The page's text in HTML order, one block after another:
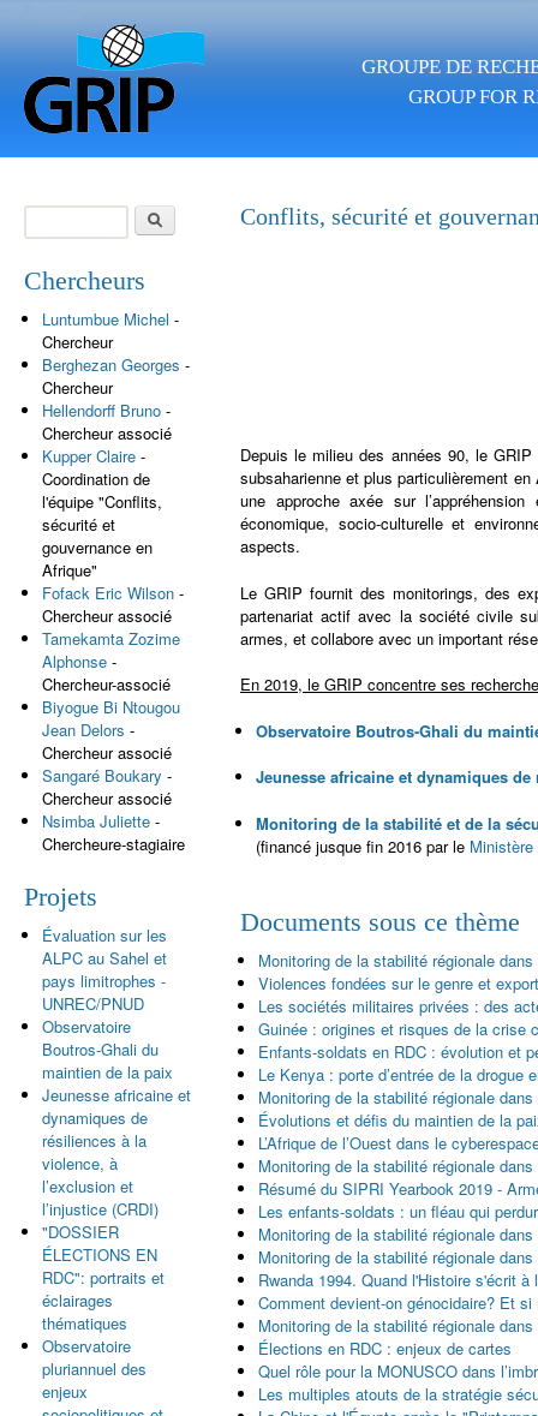
GROUPE DE
GROUP FOR
Conflits, sécurité et
Depuis le milieu des années 90, le
subsaharienne et plus particulièrement en
une approche axée sur
économique, socio-culturelle et
aspects.
Le GRIP fournit des monitorings, des
partenariat actif avec la société civile
armes, et collabore avec un important
En 2019, le GRIP concentre ses
Observatoire Boutros-Ghali du
Jeunesse africaine et dynamiques
Monitoring de la stabilité et de la
(financé jusque fin 2016 par le Ministère
Documents sous ce thème
Monitoring de la stabilité régionale
Violences fondées sur le genre et
Les sociétés militaires privées : des
Guinée : origines et risques de la crise
Enfants-soldats en RDC : évolution et
Le Kenya : porte d’entrée de la drogue
Monitoring de la stabilité régionale
Évolutions et défis du maintien de la
L’Afrique de l’Ouest dans le
Monitoring de la stabilité régionale
Résumé du SIPRI Yearbook 2019 -
Les enfants-soldats : un fléau qui
Monitoring de la stabilité régionale
Monitoring de la stabilité régionale
Rwanda 1994. Quand l'Histoire s'écrit à
Comment devient-on génocidaire? Et
Monitoring de la stabilité régionale
Élections en RDC : enjeux de cartes
Quel rôle pour la MONUSCO dans
Les multiples atouts de la stratégie
Formulaire de
recherche
Chercheurs
Luntumbue Michel -
Chercheur
Berghezan Georges -
Chercheur
Hellendorff Bruno -
Chercheur associé
Kupper Claire -
Coordination de
l'équipe "Conflits,
sécurité et
gouvernance en
Afrique"
Fofack Eric Wilson -
Chercheur associé
Tamekamta Zozime
Alphonse -
Chercheur-associé
Biyogue Bi Ntougou
Jean Delors -
Chercheur associé
Sangaré Boukary -
Chercheur associé
Nsimba Juliette -
Chercheure-stagiaire
Projets
Évaluation sur les
ALPC au Sahel et
pays limitrophes -
UNREC/PNUD
Observatoire
Boutros-Ghali du
maintien de la paix
Jeunesse africaine et
dynamiques de
résiliences à la
violence, à
l’exclusion et
l’injustice (CRDI)
"DOSSIER
ÉLECTIONS EN
RDC": portraits et
éclairages
thématiques
Observatoire
pluriannuel des
enjeux